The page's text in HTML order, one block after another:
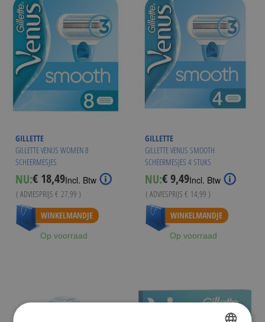
GILLETTE
GILLETTE VENUS WOMEN 8
SCHEERMESJES
NU:Special
Price
€ 18,49Incl. Btw
( ADVIESPRIJS € 27,99 )
Vanaf € 17,94
WINKELMANDJE
Op voorraad
GILLETTE
GILLETTE VENUS SMOOTH
SCHEERMESJES 4 STUKS
NU:Special
Price
€ 9,49Incl. Btw
( ADVIESPRIJS € 14,99 )
Vanaf € 8,95
WINKELMANDJE
Op voorraad